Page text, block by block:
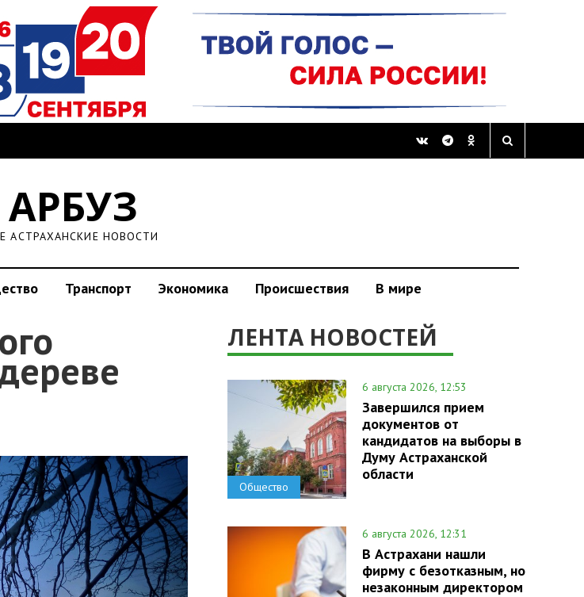
АРБУЗ
АСТРАХАНСКИЕ НОВОСТИ
Транспорт Экономика Происшествия В мире
ЛЕНТА НОВОСТЕЙ
Общество
6 августа 2026, 12:53
Завершился прием
документов от
кандидатов на выборы в
Думу Астраханской
области
6 августа 2026, 12:31
В Астрахани нашли
фирму с безотказным, но
незаконным директором